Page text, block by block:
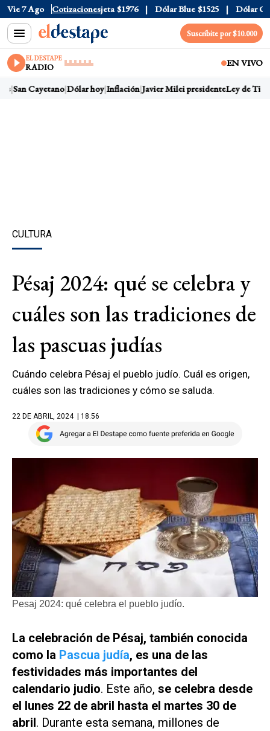
Vie 7 Ago Cotizaciones
$1520 Dólar Tarjeta $1976 Dólar Blue $1525 Dólar CCL
Suscribite por $10.000
EL DESTAPE
RADIO EN VIVO
San Cayetano Dólar hoy Inflación Javier Milei presidenteLey de
CULTURA
Pésaj 2024: qué se celebra y
cuáles son las tradiciones de
las pascuas judías
Cuándo celebra Pésaj el pueblo judío. Cuál es origen,
cuáles son las tradiciones y cómo se saluda.
22 DE ABRIL, 2024 | 18.56
Pesaj 2024: qué celebra el pueblo judío.
La celebración de Pésaj, también conocida
como la Pascua judía, es una de las
festividades más importantes del
calendario judio. Este año, se celebra desde
el lunes 22 de abril hasta el martes 30 de
abril. Durante esta semana, millones de